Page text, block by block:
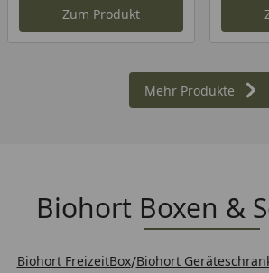
Zum Produkt
Mehr Produkte
Biohort Boxen &
Biohort FreizeitBox/Biohort